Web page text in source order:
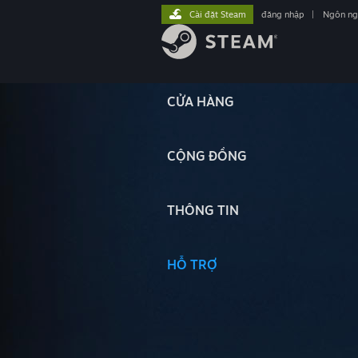
CỬA HÀNG
CỘNG ĐỒNG
THÔNG TIN
HỖ TRỢ
Cài đặt Steam đăng nhập Ngôn